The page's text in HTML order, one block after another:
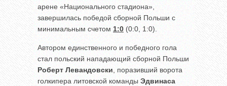
арене «Национального стадиона»,
завершилась победой сборной Польши с
минимальным счетом 1:0 (0:0, 1:0).
Автором единственного и победного гола
стал польский нападающий сборной Польши
Роберт Левандовски, поразивший ворота
голкипера литовской команды Эдвинаса